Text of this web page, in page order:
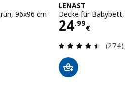
96x96 cm
von 5 Sternen. Bewertungen
LENAST
Decke für
24.99
€
Preis
(274)